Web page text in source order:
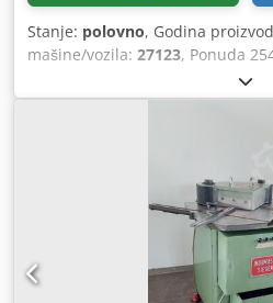
Stanje: polovno, Godina
mašine/vozila: 27123, Ponuda
Dužina reza do 125 mm
reza - pri čvrstoći 400N/mm²: 4
700N/mm²: 2,5 mm -
sečenja: 90° - Graničnici dubine
Potreban prostor cca: Š 700 x V